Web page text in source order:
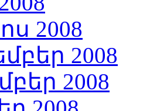
2008
2008
2008